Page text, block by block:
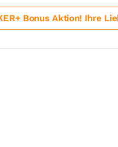
Bonus Aktion! Ihre